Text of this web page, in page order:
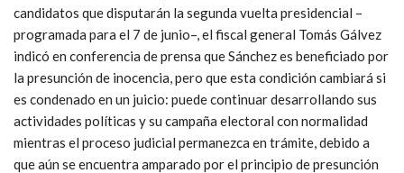
candidatos que disputarán la segunda vuelta presidencial –
programada para el 7 de junio–, el fiscal general Tomás Gálvez
indicó en conferencia de prensa que Sánchez es beneficiado por
la presunción de inocencia, pero que esta condición cambiará si
es condenado en un juicio: puede continuar desarrollando sus
actividades políticas y su campaña electoral con normalidad
mientras el proceso judicial permanezca en trámite, debido a
que aún se encuentra amparado por el principio de presunción